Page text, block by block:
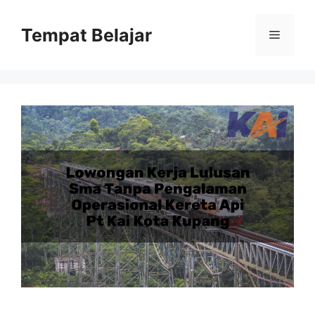
contentTempat Belajar Menu